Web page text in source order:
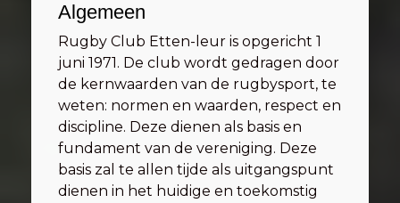
Algemeen
Rugby Club Etten-leur is opgericht 1
juni 1971. De club wordt gedragen door
de kernwaarden van de rugbysport, te
weten: normen en waarden, respect en
discipline. Deze dienen als basis en
fundament van de vereniging. Deze
basis zal te allen tijde als uitgangspunt
dienen in het huidige en toekomstig